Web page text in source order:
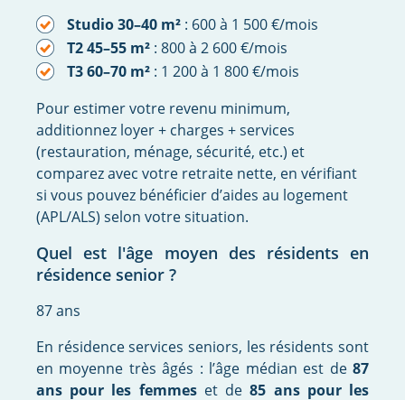
Studio 30–40 m² : 600 à 1 500 €/mois
T2 45–55 m² : 800 à 2 600 €/mois
T3 60–70 m² : 1 200 à 1 800 €/mois
Pour estimer votre revenu minimum,
additionnez loyer + charges + services
(restauration, ménage, sécurité, etc.) et
comparez avec votre retraite nette, en vérifiant
si vous pouvez bénéficier d’aides au logement
(APL/ALS) selon votre situation.
Quel est l'âge moyen des résidents en
résidence senior ?
87 ans
En résidence services seniors, les résidents sont
en moyenne très âgés : l’âge médian est de 87
ans pour les femmeset de85 ans pour les